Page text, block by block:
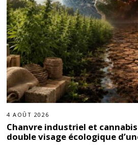
4 AOÛT 2026
Chanvre industriel et
double visage écologique